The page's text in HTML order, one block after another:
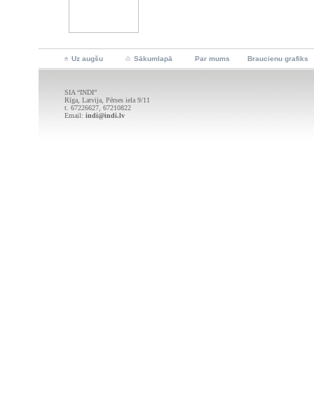
Uz augšu Sākumlapā Par mums Braucienu grafiks
SIA “INDI”
Rīga, Latvija, Pērses iela 9/11
t. 67226627, 67210822
Email: indi@indi.lv